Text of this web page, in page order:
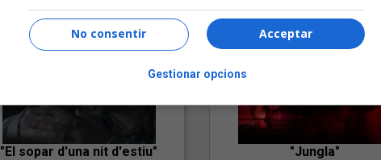
"El sopar d'una nit d'estiu" "Jungla"
Acceptar
No consentir
Gestionar opcions